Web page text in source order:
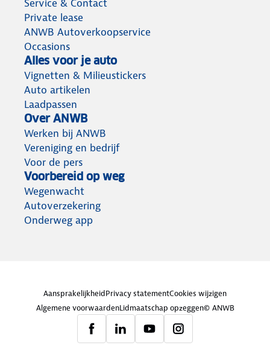
Service & Contact
Private lease
ANWB Autoverkoopservice
Occasions
Alles voor je auto
Vignetten & Milieustickers
Auto artikelen
Laadpassen
Over ANWB
Werken bij ANWB
Vereniging en bedrijf
Voor de pers
Voorbereid op weg
Wegenwacht
Autoverzekering
Onderweg app
AansprakelijkheidPrivacy statementCookies wijzigen
Algemene voorwaardenLidmaatschap opzeggen© ANWB